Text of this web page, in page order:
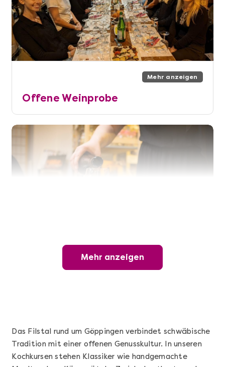
Mehr anzeigen
Offene Weinprobe
Wunderschöner Weinabend
Mehr anzeigen
Das Filstal rund um Göppingen verbindet schwäbische
Tradition mit einer offenen Genusskultur. In unseren
Kochkursen stehen Klassiker wie handgemachte